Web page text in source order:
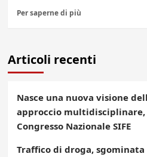
Per saperne di più
Articoli recenti
Nasce una nuova visione
approccio multidisciplinare,
Congresso Nazionale SIFE
Traffico di droga, sgominata